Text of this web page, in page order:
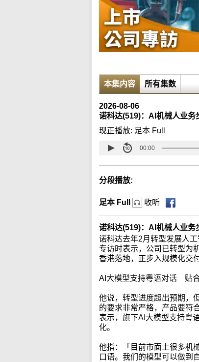
本集内容 所有集数
2026-08-06
诺科达(519)：AI机械人业务
现正播放: 足本 Full
00:00
分段播放:
足本 Full 收听
诺科达(519)：AI机械人业务
诺科达去年2月转型发展人
专访时表示，公司已转型为
香港落地，正步入规模化交
AI大模型支持粤语对话 贴
他说，转型进度超出预期，
的要求非常严格，产品要符
表示，旗下AI大模型支持粤
化。
他指：「目前市面上很多机
口语。我们的模型可以做到